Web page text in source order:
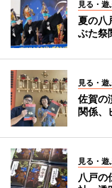
見る・遊
夏の八
ぶた祭
見る・遊
佐賀の
関係、
見る・遊
八戸